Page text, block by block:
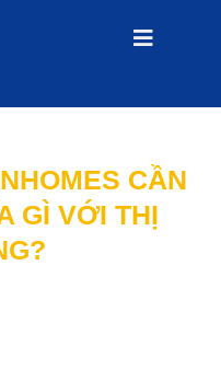
CẦN
GÌ VỚI THỊ